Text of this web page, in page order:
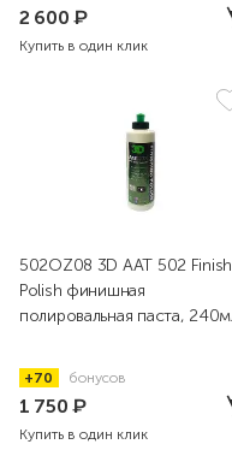
2 600₽
Купить в один клик
502OZ08 3D AAT 502
Polish финишная
полировальная паста,
+70 бонусов
1 750₽
Купить в один клик